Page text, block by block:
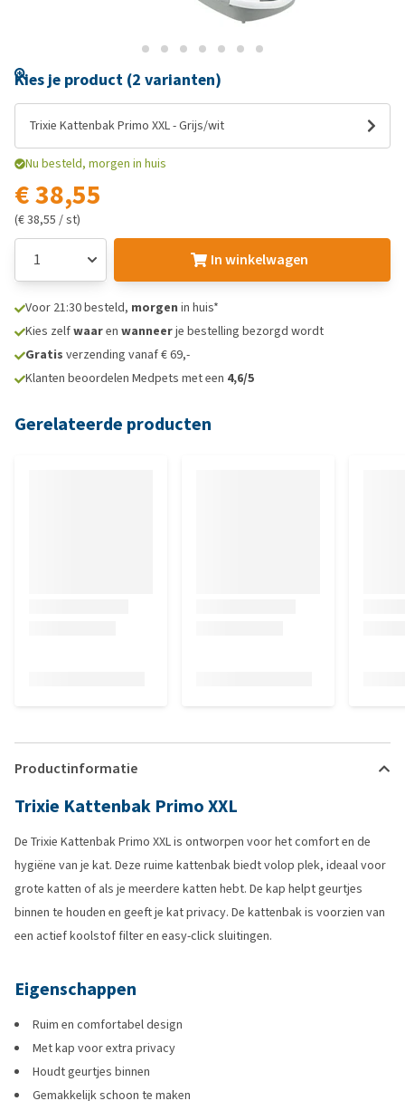
Kies je product (2 varianten)
Trixie Kattenbak Primo XXL - Grijs/wit
Nu besteld, morgen in huis
€ 38,55
(€ 38,55 / st)
In winkelwagen
Voor 21:30 besteld, morgen in huis*
Kies zelfwaaren wanneerje bestelling bezorgd wordt
Gratis verzending vanaf € 69,-
Klanten beoordelen Medpets met een 4,6/5
Gerelateerde producten
Productinformatie
Trixie Kattenbak Primo XXL
De Trixie Kattenbak Primo XXL is ontworpen voor het comfort en de
hygiëne van je kat. Deze ruime kattenbak biedt volop plek, ideaal voor
grote katten of als je meerdere katten hebt. De kap helpt geurtjes
binnen te houden en geeft je kat privacy. De kattenbak is voorzien van
een actief koolstof filter en easy-click sluitingen.
Eigenschappen
Ruim en comfortabel design
Met kap voor extra privacy
Houdt geurtjes binnen
Gemakkelijk schoon te maken